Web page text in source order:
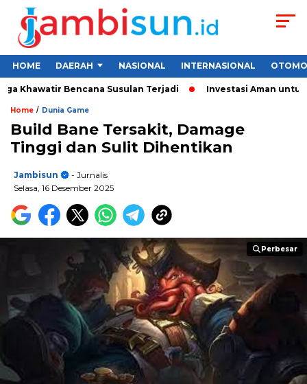
HOME DAERAH NASIONAL INTERNASIONAL
Bencana Susulan Terjadi Investasi Aman untuk
Home / Dunia Game
Build Bane Tersakit, Damage
Tinggi dan Sulit Dihentikan
Jambisun
- Jurnalis
Selasa, 16 Desember 2025
Perbesar
Perbesar